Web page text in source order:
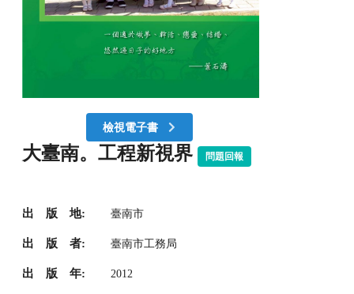
檢視電子書
大臺南。工程新視界 問題回報
出 版 地: 臺南市
出 版 者: 臺南市工務局
出 版 年: 2012